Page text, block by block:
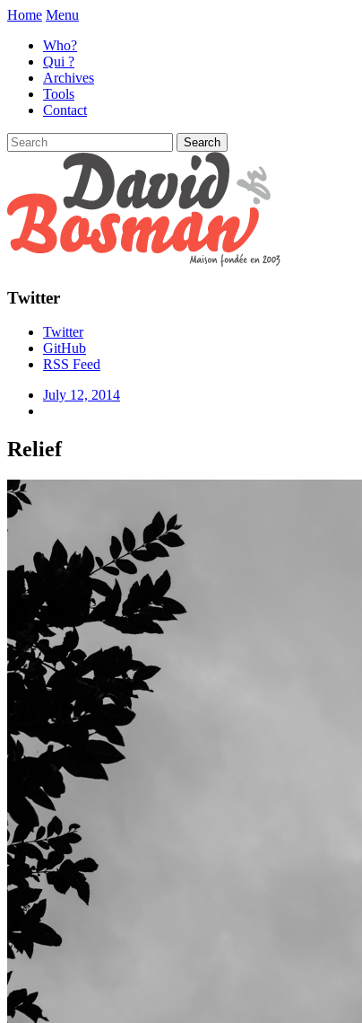
Home Menu
Who?
Qui ?
Archives
Tools
Contact
Twitter
Twitter
GitHub
RSS Feed
July 12, 2014
Relief